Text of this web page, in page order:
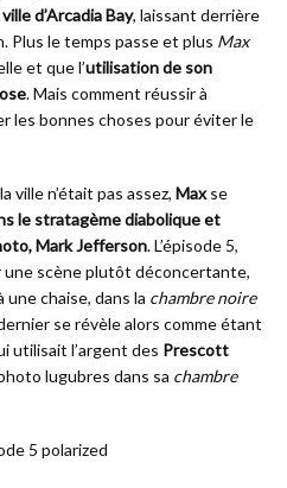
d’Arcadia Bay, laissant derrière
Plus le temps passe et plus Max
et que l’utilisation de son
. Mais comment réussir à
les bonnes choses pour éviter le
ville n’était pas assez, Maxse
le stratagème diabolique et
Mark Jefferson. L’épisode 5,
une scène plutôt déconcertante,
chaise, dans la chambre noire
se révèle alors comme étant
utilisait l’argent des Prescott
lugubres dans sa chambre